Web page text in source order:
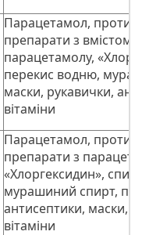
Парацетамол,
препарати з вмістом
парацетамолу,
перекис водню,
маски, рукавички,
вітаміни
Парацетамол,
препарати з
«Хлоргексидин»,
мурашиний спирт,
антисептики, маски,
вітаміни